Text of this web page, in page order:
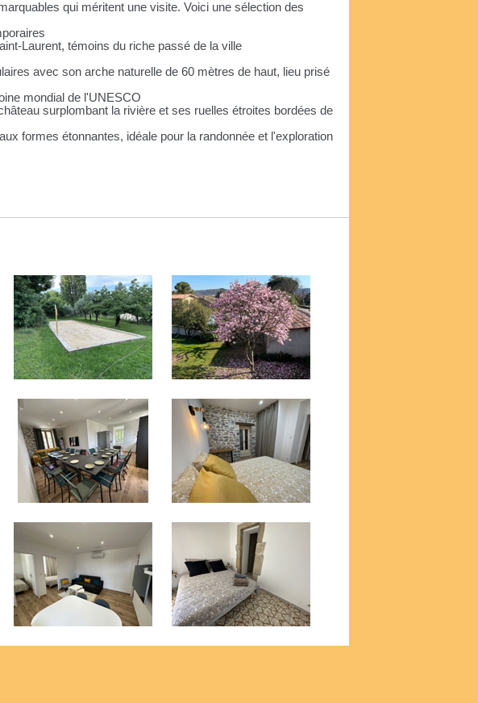
qui méritent une visite. Voici une sélection des
Laurent, témoins du riche passé de la ville
avec son arche naturelle de 60 mètres de haut, lieu prisé
mondial de l'UNESCO
surplombant la rivière et ses ruelles étroites bordées de
formes étonnantes, idéale pour la randonnée et l'exploration